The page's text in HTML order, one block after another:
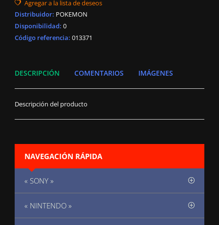
Distribuidor: POKEMON
Disponibilidad: 0
Código referencia: 013371
DESCRIPCIÓN COMENTARIOS IMÁGENES
Descripción del producto
NAVEGACIÓN RÁPIDA
« SONY »
« NINTENDO »